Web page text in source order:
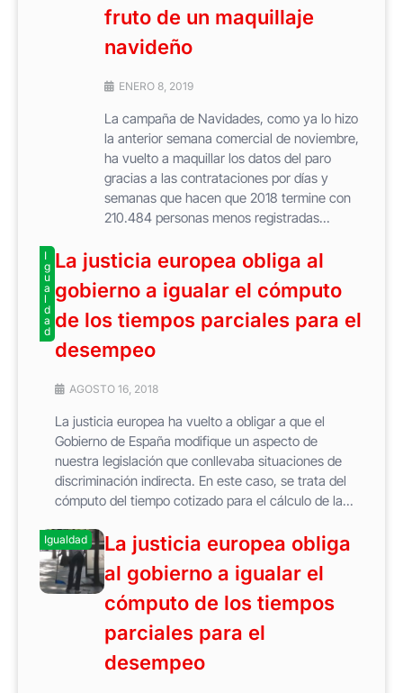
fruto de un maquillaje
navideño
ENERO 8, 2019
La campaña de Navidades, como ya lo hizo
la anterior semana comercial de noviembre,
ha vuelto a maquillar los datos del paro
gracias a las contrataciones por días y
semanas que hacen que 2018 termine con
210.484 personas menos registradas...
I
g
u
a
l
d
a
d
La justicia europea obliga al
gobierno a igualar el cómputo
de los tiempos parciales para el
desempeo
AGOSTO 16, 2018
La justicia europea ha vuelto a obligar a que el
Gobierno de España modifique un aspecto de
nuestra legislación que conllevaba situaciones de
discriminación indirecta. En este caso, se trata del
cómputo del tiempo cotizado para el cálculo de la...
Igualdad
La justicia europea obliga
al gobierno a igualar el
cómputo de los tiempos
parciales para el
desempeo